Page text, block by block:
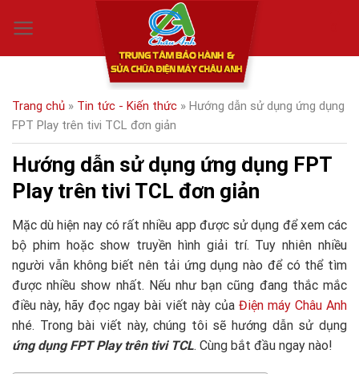
Trang chủ » Tin tức - Kiến thức » Hướng dẫn sử dụng ứng dụng
FPT Play trên tivi TCL đơn giản
Hướng dẫn sử dụng ứng dụng FPT
Play trên tivi TCL đơn giản
Mặc dù hiện nay có rất nhiều app được sử dụng để xem các
bộ phim hoặc show truyền hình giải trí. Tuy nhiên nhiều
người vẫn không biết nên tải ứng dụng nào để có thể tìm
được nhiều show nhất. Nếu như bạn cũng đang thắc mắc
điều này, hãy đọc ngay bài viết này của Điện máy Châu Anh
nhé. Trong bài viết này, chúng tôi sẽ hướng dẫn sử dụng
ứng dụng FPT Play trên tivi TCL. Cùng bắt đầu ngay nào!